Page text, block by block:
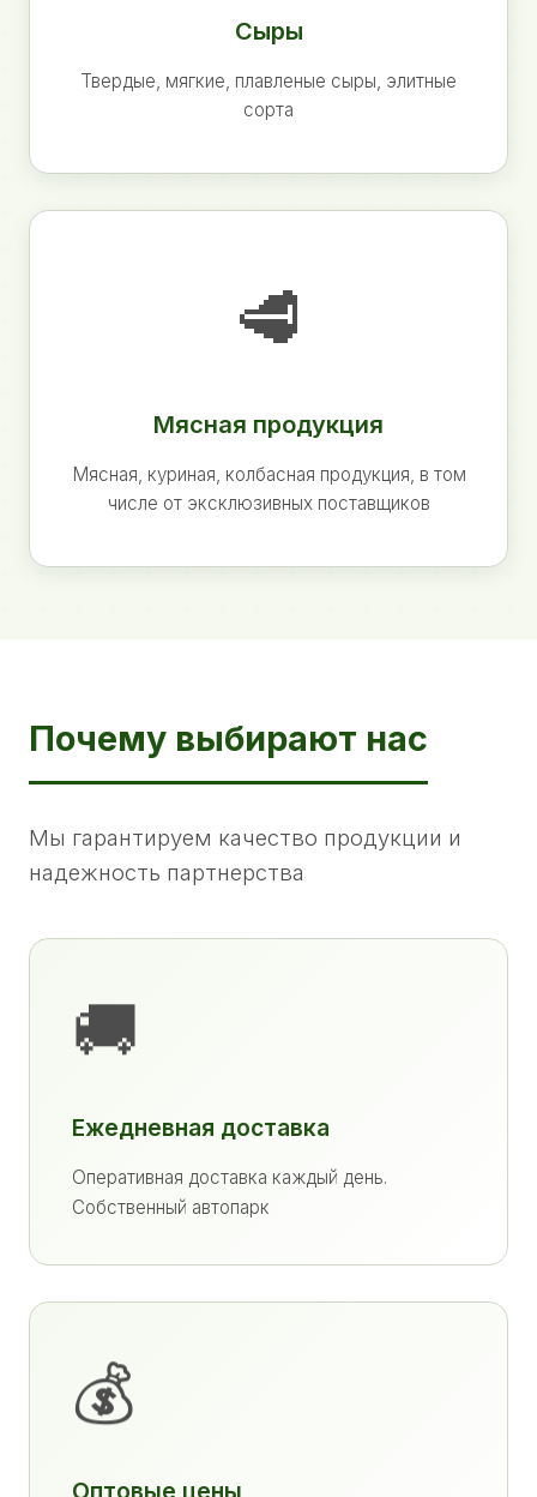
Сыры
Твердые, мягкие, плавленые сыры, элитные
сорта
🥩
Мясная продукция
Мясная, куриная, колбасная продукция, в том
числе от эксклюзивных поставщиков
Почему выбирают нас
Мы гарантируем качество продукции и
надежность партнерства
🚚
Ежедневная доставка
Оперативная доставка каждый день.
Собственный автопарк
💰
Оптовые цены